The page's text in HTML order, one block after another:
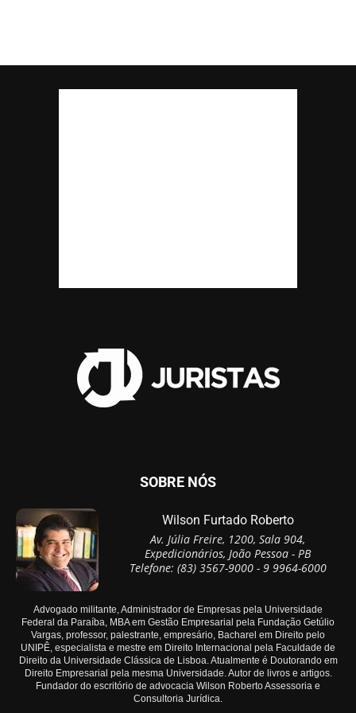
SOBRE NÓS
Wilson Furtado Roberto
Av. Júlia Freire, 1200, Sala 904,
Expedicionários, João Pessoa - PB
Telefone: (83) 3567-9000 - 9 9964-6000
Advogado militante, Administrador de Empresas pela Universidade
Federal da Paraíba, MBA em Gestão Empresarial pela Fundação Getúlio
Vargas, professor, palestrante, empresário, Bacharel em Direito pelo
UNIPÊ, especialista e mestre em Direito Internacional pela Faculdade de
Direito da Universidade Clássica de Lisboa. Atualmente é Doutorando em
Direito Empresarial pela mesma Universidade. Autor de livros e artigos.
Fundador do escritório de advocacia Wilson Roberto Assessoria e
Consultoria Jurídica.